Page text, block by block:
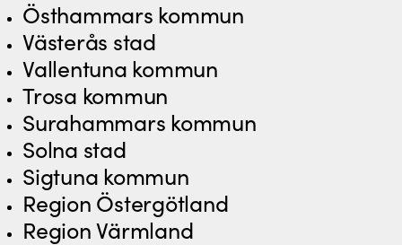
Östhammars kommun
Västerås stad
Vallentuna kommun
Trosa kommun
Surahammars kommun
Solna stad
Sigtuna kommun
Region Östergötland
Region Värmland